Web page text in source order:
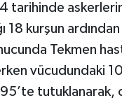
tarihinde
18 kurşun
Tekmen
vücudundaki